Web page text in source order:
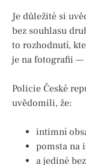
Je důležité si
bez souhlasu
to rozhodnutí,
je na fotografii —
Policie České
uvědomili, že:
intimní
pomsta na
a jediné